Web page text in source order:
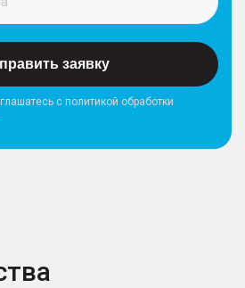
заявку
с политикой обработки